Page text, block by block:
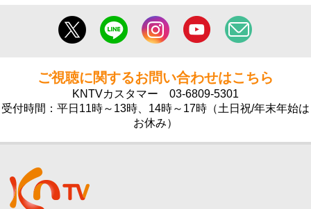
ご視聴に関するお問い合わせはこちら
KNTVカスタマー 03-6809-5301
受付時間：平日11時～13時、14時～17時（土日祝/年末年始は
お休み）